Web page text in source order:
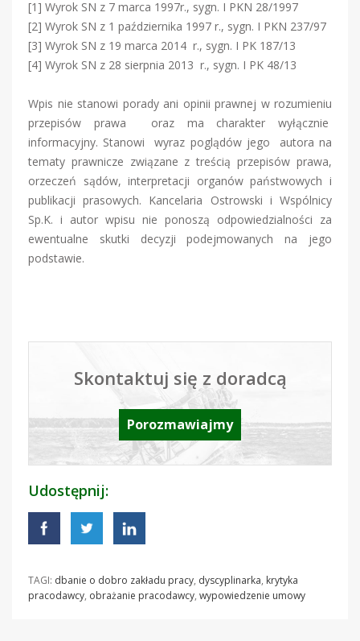
[1] Wyrok SN z 7 marca 1997r., sygn. I PKN 28/1997
[2] Wyrok SN z 1 października 1997 r., sygn. I PKN 237/97
[3] Wyrok SN z 19 marca 2014 r., sygn. I PK 187/13
[4] Wyrok SN z 28 sierpnia 2013 r., sygn. I PK 48/13
Wpis nie stanowi porady ani opinii prawnej w rozumieniu
przepisów prawa oraz ma charakter wyłącznie
informacyjny. Stanowi wyraz poglądów jego autora na
tematy prawnicze związane z treścią przepisów prawa,
orzeczeń sądów, interpretacji organów państwowych i
publikacji prasowych. Kancelaria Ostrowski i Wspólnicy
Sp.K. i autor wpisu nie ponoszą odpowiedzialności za
ewentualne skutki decyzji podejmowanych na jego
podstawie.
Skontaktuj się z doradcą
Porozmawiajmy
Udostępnij:
TAGI: dbanie o dobro zakładu pracy, dyscyplinarka, krytyka
pracodawcy, obrażanie pracodawcy, wypowiedzenie umowy